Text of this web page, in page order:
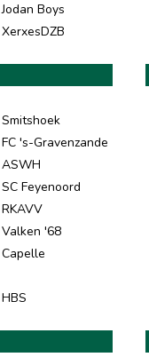
Jodan Boys
XerxesDZB
Smitshoek
FC 's-Gravenzande
ASWH
SC Feyenoord
RKAVV
Valken '68
Capelle
HBS